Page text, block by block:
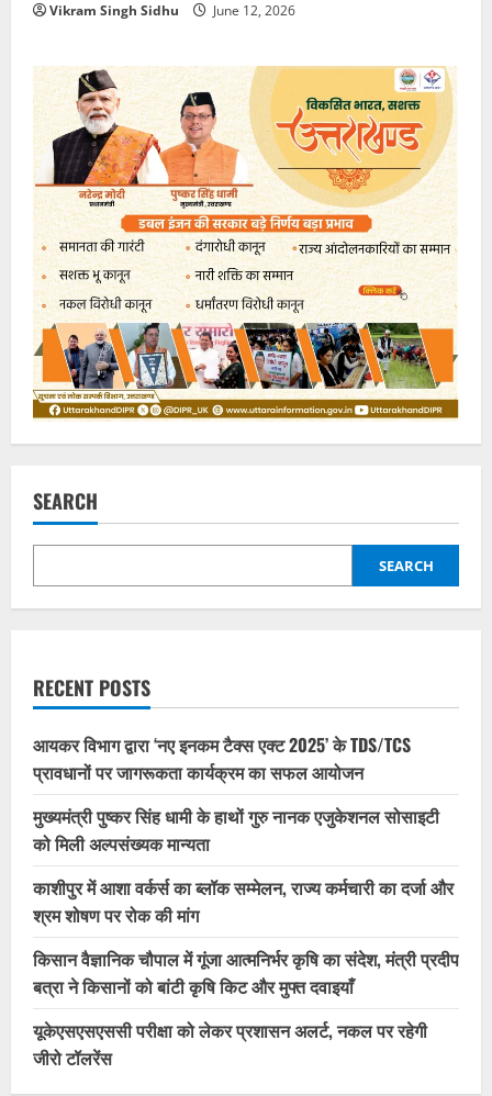
Vikram Singh Sidhu June 12, 2026
SEARCH
SEARCH
RECENT POSTS
आयकर विभाग द्वारा ‘नए इनकम टैक्स एक्ट 2025’ के TDS/TCS
प्रावधानों पर जागरूकता कार्यक्रम का सफल आयोजन
मुख्यमंत्री पुष्कर सिंह धामी के हाथों गुरु नानक एजुकेशनल सोसाइटी
को मिली अल्पसंख्यक मान्यता
काशीपुर में आशा वर्कर्स का ब्लॉक सम्मेलन, राज्य कर्मचारी का दर्जा और
श्रम शोषण पर रोक की मांग
किसान वैज्ञानिक चौपाल में गूंजा आत्मनिर्भर कृषि का संदेश, मंत्री प्रदीप
बत्रा ने किसानों को बांटी कृषि किट और मुफ्त दवाइयाँ
यूकेएसएसएससी परीक्षा को लेकर प्रशासन अलर्ट, नकल पर रहेगी
जीरो टॉलरेंस